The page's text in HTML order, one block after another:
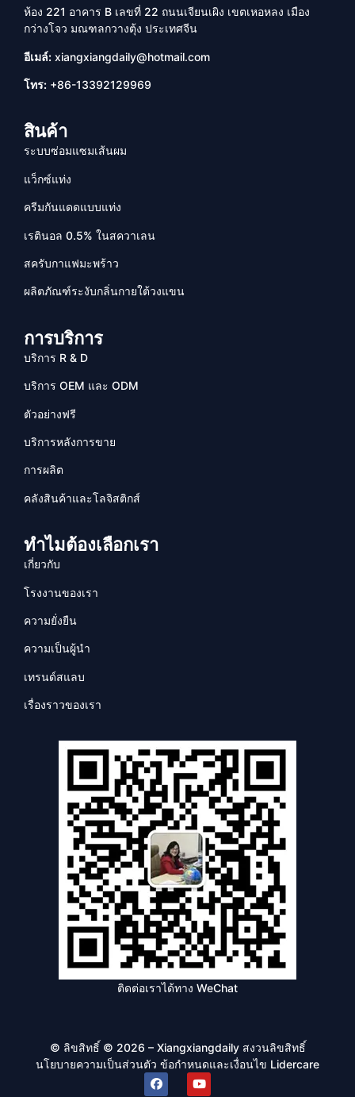
ห้อง 221 อาคาร B เลขที่ 22 ถนนเจียนเผิง เขตเหอหลง เมือง
กว่างโจว มณฑลกวางตุ้ง ประเทศจีน
อีเมล์: xiangxiangdaily@hotmail.com
โทร: +86-13392129969
สินค้า
ระบบซ่อมแซมเส้นผม
แว็กซ์แท่ง
ครีมกันแดดแบบแท่ง
เรตินอล 0.5% ในสควาเลน
สครับกาแฟมะพร้าว
ผลิตภัณฑ์ระงับกลิ่นกายใต้วงแขน
การบริการ
บริการ R & D
บริการ OEM และ ODM
ตัวอย่างฟรี
บริการหลังการขาย
การผลิต
คลังสินค้าและโลจิสติกส์
ทำไมต้องเลือกเรา
เกี่ยวกับ
โรงงานของเรา
ความยั่งยืน
ความเป็นผู้นำ
เทรนด์สแลบ
เรื่องราวของเรา
ติดต่อเราได้ทาง WeChat
© ลิขสิทธิ์ © 2026 – Xiangxiangdaily สงวนลิขสิทธิ์
นโยบายความเป็นส่วนตัว ข้อกำหนดและเงื่อนไข Lidercare